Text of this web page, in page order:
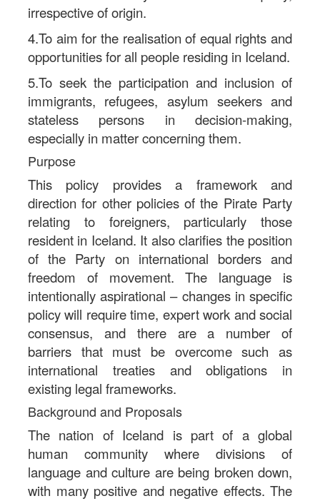
irrespective of origin.
4.To aim for the realisation of equal rights and
opportunities for all people residing in Iceland.
5.To seek the participation and inclusion of
immigrants, refugees, asylum seekers and
stateless persons in decision-making,
especially in matter concerning them.
Purpose
This policy provides a framework and
direction for other policies of the Pirate Party
relating to foreigners, particularly those
resident in Iceland. It also clarifies the position
of the Party on international borders and
freedom of movement. The language is
intentionally aspirational – changes in specific
policy will require time, expert work and social
consensus, and there are a number of
barriers that must be overcome such as
international treaties and obligations in
existing legal frameworks.
Background and Proposals
The nation of Iceland is part of a global
human community where divisions of
language and culture are being broken down,
with many positive and negative effects. The